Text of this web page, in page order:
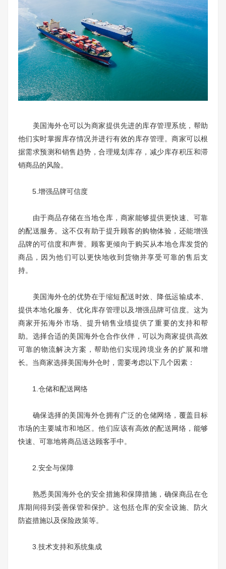
美国海外仓可以为商家提供先进的库存管理系统，帮助
他们实时掌握库存情况并进行有效的库存管理。商家可以根
据需求预测和销售趋势，合理规划库存，减少库存积压和滞
销商品的风险。
5.增强品牌可信度
由于商品存储在当地仓库，商家能够提供更快速、可靠
的配送服务。这不仅有助于提升顾客的购物体验，还能增强
品牌的可信度和声誉。顾客更倾向于购买从本地仓库发货的
商品，因为他们可以更快地收到货物并享受可靠的售后支
持。
美国海外仓的优势在于缩短配送时效、降低运输成本、
提供本地化服务、优化库存管理以及增强品牌可信度。这为
商家开拓海外市场、提升销售业绩提供了重要的支持和帮
助。选择合适的美国海外仓合作伙伴，可以为商家提供高效
可靠的物流解决方案，帮助他们实现跨境业务的扩展和增
长。当商家选择美国海外仓时，需要考虑以下几个因素：
1.仓储和配送网络
确保选择的美国海外仓拥有广泛的仓储网络，覆盖目标
市场的主要城市和地区。他们应该有高效的配送网络，能够
快速、可靠地将商品送达顾客手中。
2.安全与保障
熟悉美国海外仓的安全措施和保障措施，确保商品在仓
库期间得到妥善保管和保护。这包括仓库的安全设施、防火
防盗措施以及保险政策等。
3.技术支持和系统集成